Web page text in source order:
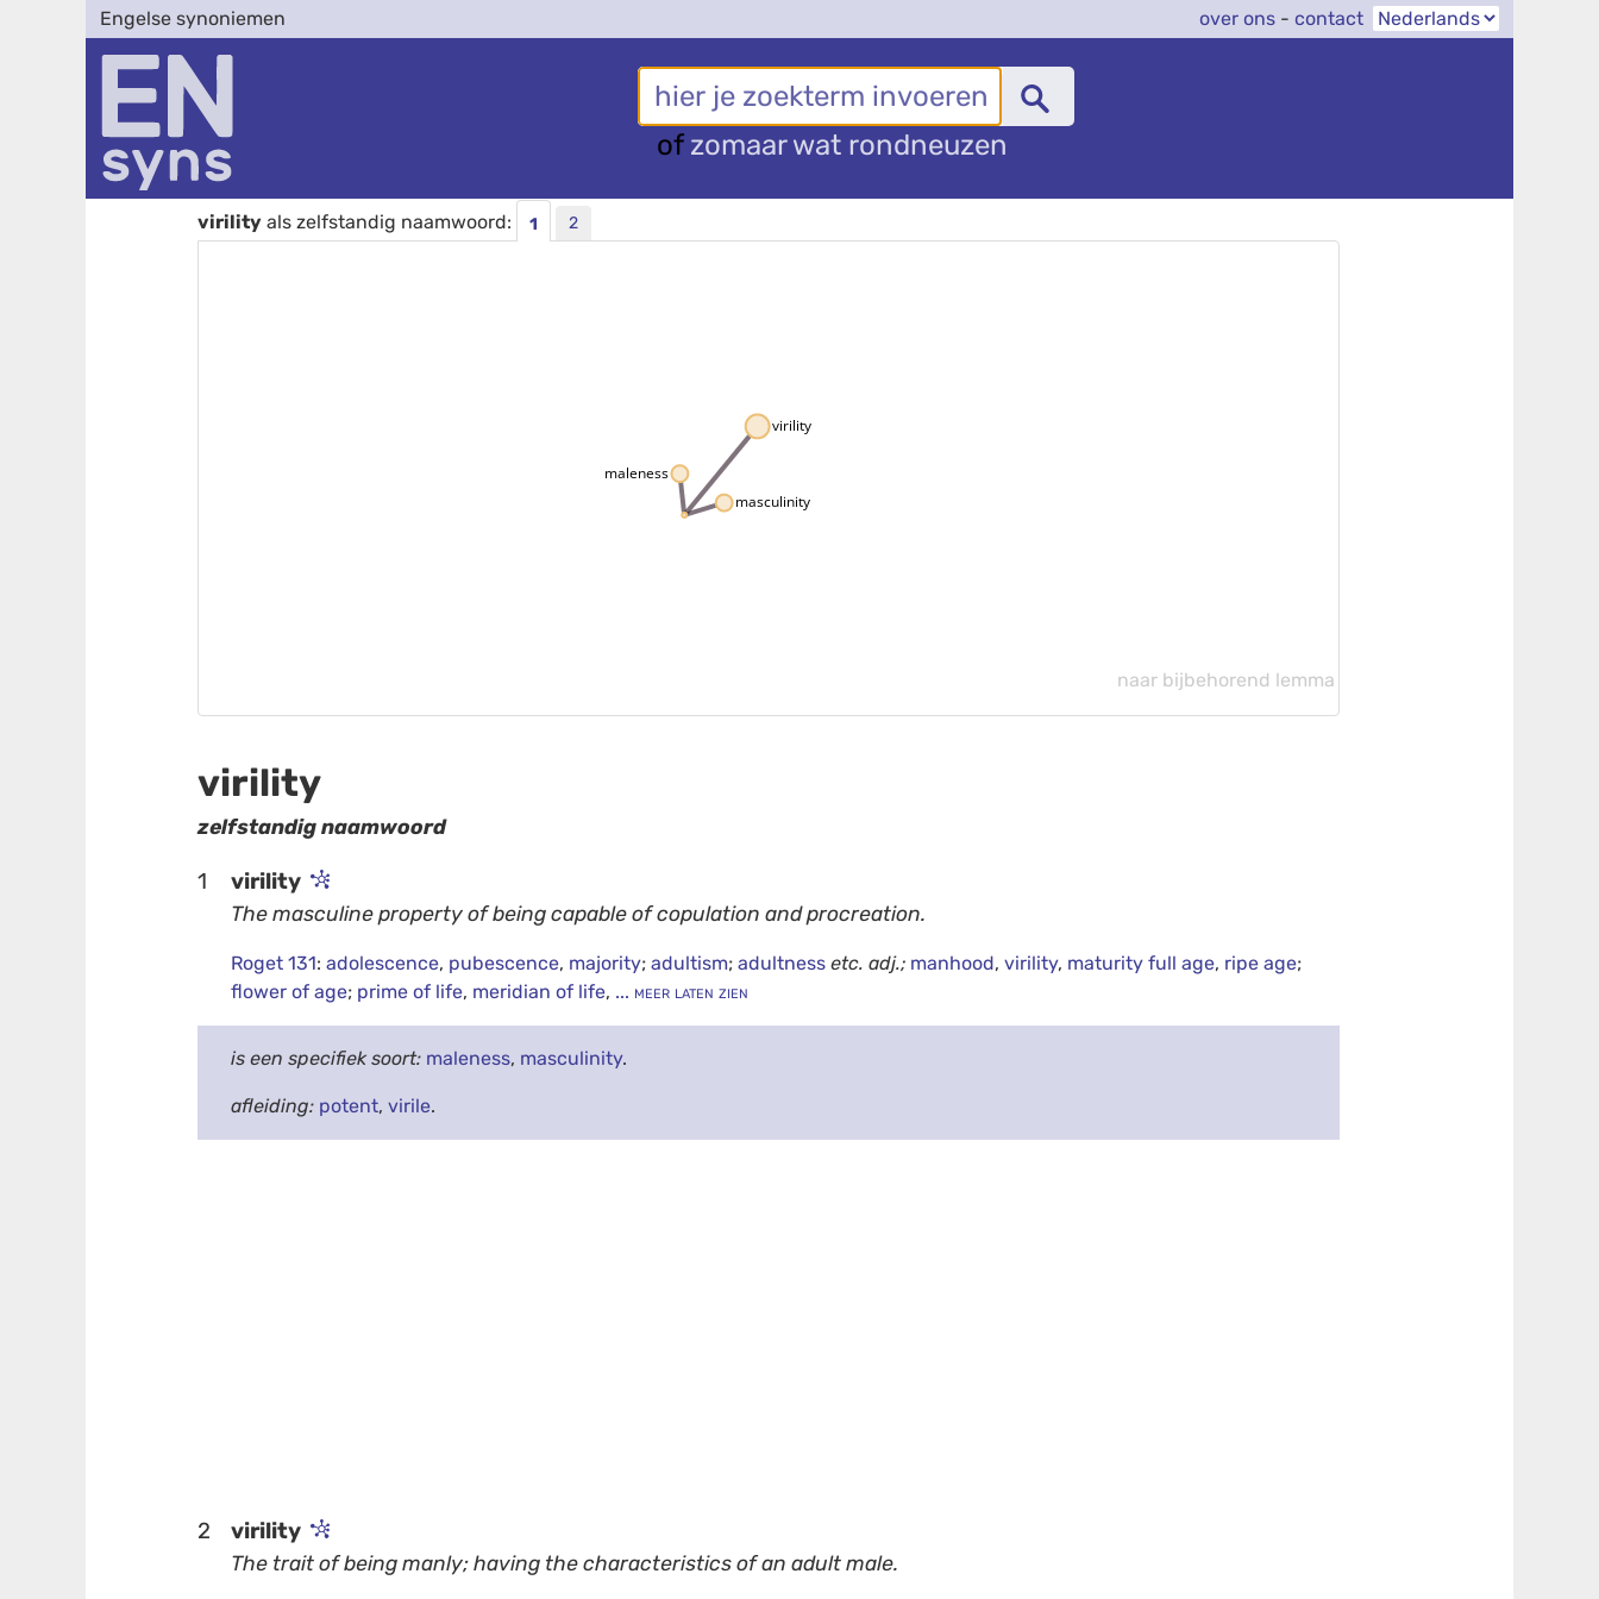
Engelse synoniemen over ons - contact
of zomaar wat rondneuzen
virility als zelfstandig naamwoord: 1 2
virility
maleness
masculinity
naar bijbehorend lemma
virility
zelfstandig naamwoord
1 virility
The masculine property of being capable of copulation and procreation.
Roget 131: adolescence, pubescence, majority;adultism;adultnessetc. adj.; manhood,virility, maturity full age, ripe age;
flower of age; prime of life, meridian of life, ... meer laten zien
is een specifiek soort: maleness, masculinity.
afleiding: potent,virile.
2 virility
The trait of being manly; having the characteristics of an adult male.